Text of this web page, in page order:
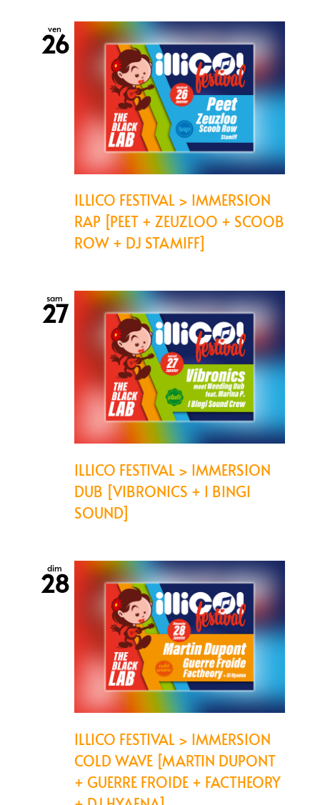
ven
26
ILLICO FESTIVAL > IMMERSION
RAP [PEET + ZEUZLOO + SCOOB
ROW + DJ STAMIFF]
sam
27
ILLICO FESTIVAL > IMMERSION
DUB [VIBRONICS + I BINGI
SOUND]
dim
28
ILLICO FESTIVAL > IMMERSION
COLD WAVE [MARTIN DUPONT
+ GUERRE FROIDE + FACTHEORY